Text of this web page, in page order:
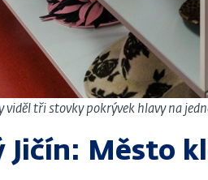
viděl tři stovky pokrývek hlavy na
Jičín: Město